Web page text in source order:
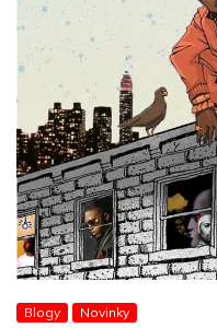
Blogy Novinky